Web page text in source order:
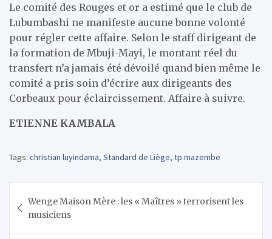
Le comité des Rouges et or a estimé que le club de
Lubumbashi ne manifeste aucune bonne volonté
pour régler cette affaire. Selon le staff dirigeant de
la formation de Mbuji-Mayi, le montant réel du
transfert n’a jamais été dévoilé quand bien même le
comité a pris soin d’écrire aux dirigeants des
Corbeaux pour éclaircissement. Affaire à suivre.
ETIENNE KAMBALA
Tags: christian luyindama, Standard de Liège, tp mazembe
de
l’article
Wenge Maison Mère : les « Maîtres » terrorisent les
musiciens